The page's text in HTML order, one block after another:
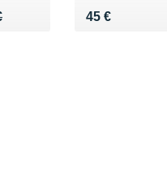
€ 45 €
Vendu 45 €